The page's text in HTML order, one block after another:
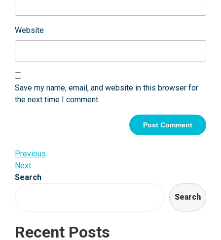
Website
Save my name, email, and website in this browser for
the next time I comment.
Post
navigation
Previous
Post
Previous
Next
Post
Next
Search
Search
Recent Posts